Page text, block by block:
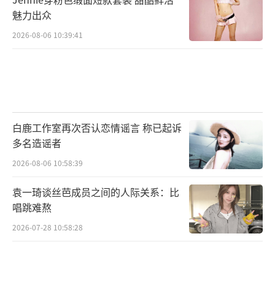
魅力出众
2026-08-06 10:39:41
白鹿工作室再次否认恋情谣言 称已起诉
多名造谣者
2026-08-06 10:58:39
袁一琦谈丝芭成员之间的人际关系：比
唱跳难熬
2026-07-28 10:58:28